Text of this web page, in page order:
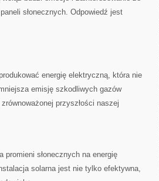
słonecznych. Odpowiedź jest
‍energię elektryczną, która ‍nie
emisję szkodliwych gazów
przyszłości naszej
promieni słonecznych ​na energię
solarna ‍jest nie⁤ tylko​ efektywna,